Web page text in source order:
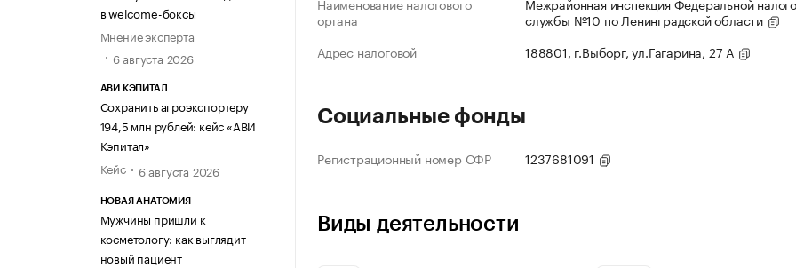
в welcome-боксы
Мнение эксперта
6 августа 2026
АВИ КЭПИТАЛ
Сохранить агроэкспортеру
194,5 млн рублей: кейс «АВИ
Кэпитал»
Кейс
6 августа 2026
НОВАЯ АНАТОМИЯ
Мужчины пришли к
косметологу: как выглядит
новый пациент
Наименование налогового
органа
Межрайонная инспекция Федеральной
службы №10 по Ленинградской области
Адрес налоговой
188801, г.Выборг, ул.Гагарина, 27 А
Социальные фонды
Регистрационный номер СФР 1237681091
Виды деятельности